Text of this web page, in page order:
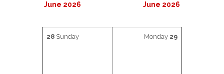
June 2026 June 2026
28 Sunday Monday 29